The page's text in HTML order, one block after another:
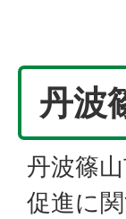
丹波
丹波篠
促進に